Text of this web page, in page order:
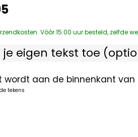
Vóór 15:00 uur besteld, zelfde
je eigen tekst toe
wordt aan de binnenkant
tekens